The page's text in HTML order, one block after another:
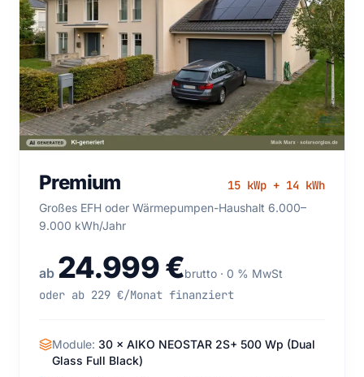
Wärmepumpen-Haushalt 6.000–9.000 kWh/Jahr
Premium 15 kWp + 14 kWh
Großes EFH oder Wärmepumpen-Haushalt 6.000–
9.000 kWh/Jahr
ab 24.999 €brutto · 0 % MwSt
oder ab 229 €/Monat finanziert
Module: 30 × AIKO NEOSTAR 2S+ 500 Wp (Dual
Glass Full Black)